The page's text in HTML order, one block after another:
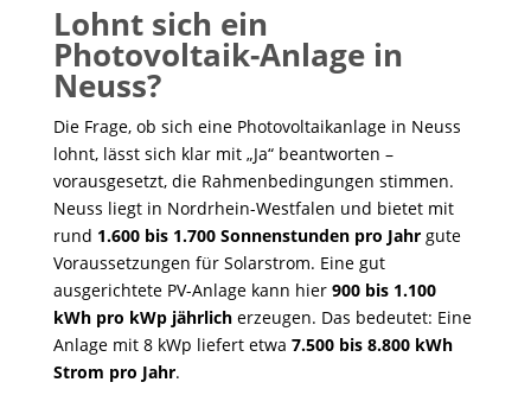
Lohnt sich ein
Photovoltaik-Anlage in
Neuss?
Die Frage, ob sich eine Photovoltaikanlage in Neuss
lohnt, lässt sich klar mit „Ja“ beantworten –
vorausgesetzt, die Rahmenbedingungen stimmen.
Neuss liegt in Nordrhein-Westfalen und bietet mit
rund 1.600 bis 1.700 Sonnenstunden pro Jahrgute
Voraussetzungen für Solarstrom. Eine gut
ausgerichtete PV-Anlage kann hier 900 bis 1.100
kWh pro kWp jährlicherzeugen. Das bedeutet: Eine
Anlage mit 8 kWp liefert etwa 7.500 bis 8.800 kWh
Strom pro Jahr.